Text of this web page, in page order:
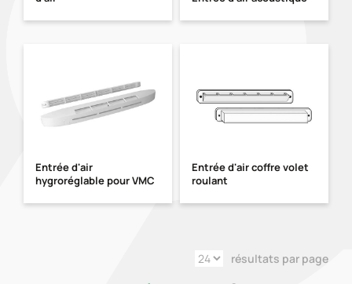
Entrée d'air
hygroréglable pour VMC
Entrée d'air coffre volet
roulant
résultats par page